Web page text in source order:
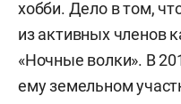
хобби. Дело в том,
из активных членов
«Ночные волки». В
ему земельном